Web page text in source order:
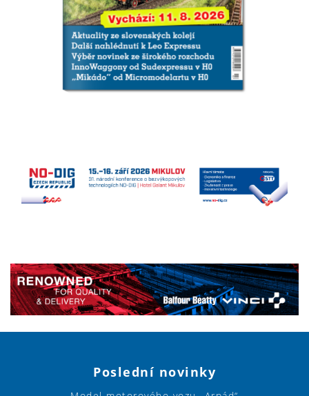
Poslední novinky